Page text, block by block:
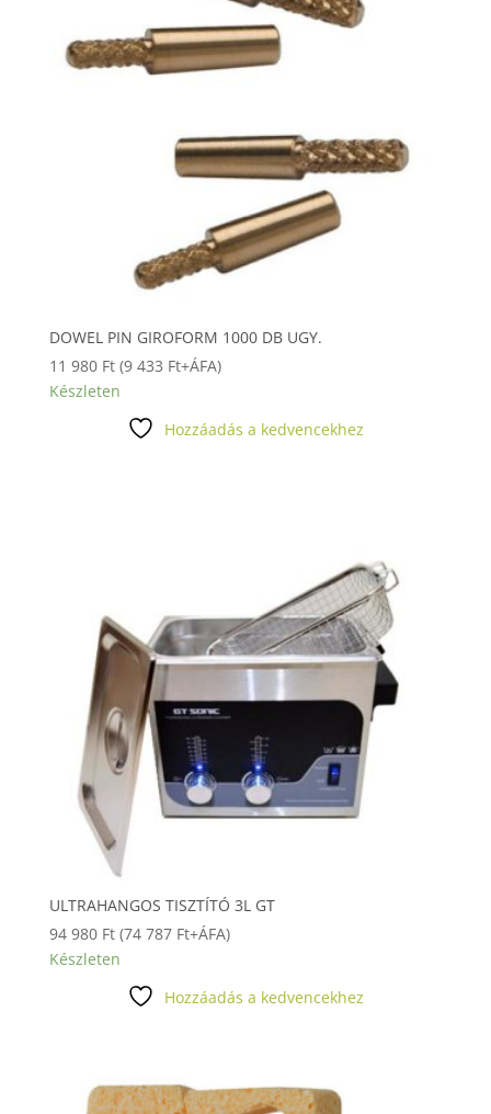
DOWEL PIN GIROFORM 1000 DB UGY.
11 980 Ft (9 433 Ft+ÁFA)
Készleten
Hozzáadás a kedvencekhez
ULTRAHANGOS TISZTÍTÓ 3L GT
94 980 Ft (74 787 Ft+ÁFA)
Készleten
Hozzáadás a kedvencekhez